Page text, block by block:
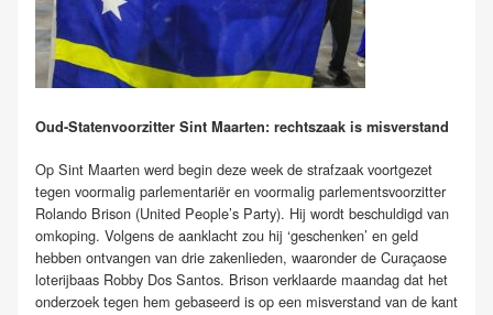
Oud-Statenvoorzitter Sint Maarten: rechtszaak is misverstand
Op Sint Maarten werd begin deze week de strafzaak voortgezet
tegen voormalig parlementariër en voormalig parlementsvoorzitter
Rolando Brison (United People’s Party). Hij wordt beschuldigd van
omkoping. Volgens de aanklacht zou hij ‘geschenken’ en geld
hebben ontvangen van drie zakenlieden, waaronder de Curaçaose
loterijbaas Robby Dos Santos. Brison verklaarde maandag dat het
onderzoek tegen hem gebaseerd is op een misverstand van de kant